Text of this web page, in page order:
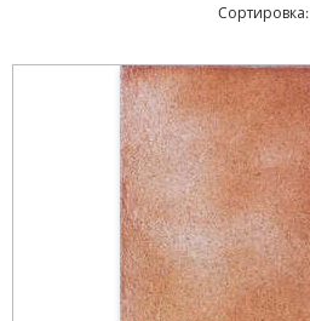
Cортировка: